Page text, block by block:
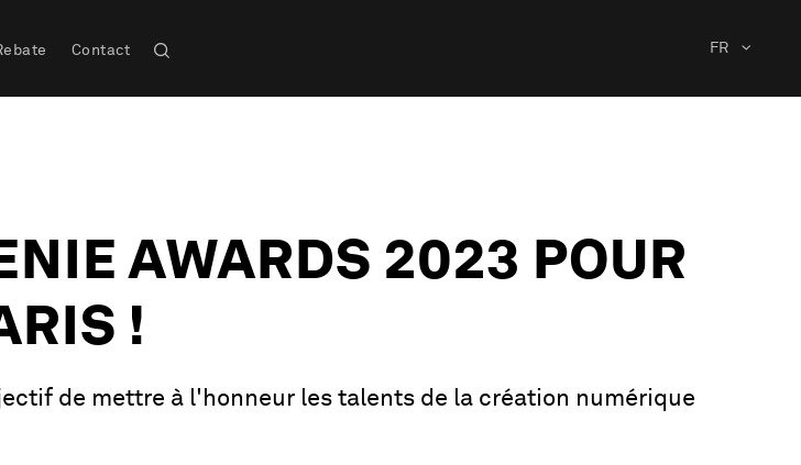
Contact FR
AWARDS 2023 POUR
!
de mettre à l'honneur les talents de la création numérique